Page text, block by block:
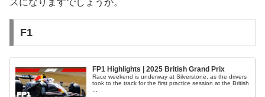
F1
FP1 Highlights | 2025 British Grand Prix
Race weekend is underway at Silverstone, as the drivers
took to the track for the first practice session at the British
...